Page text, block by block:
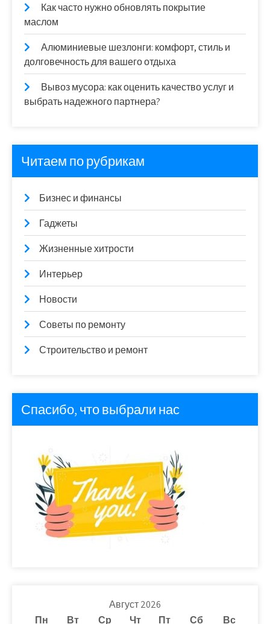
Как часто нужно обновлять покрытие
маслом
Алюминиевые шезлонги: комфорт, стиль и
долговечность для вашего отдыха
Вывоз мусора: как оценить качество услуг и
выбрать надежного партнера?
Читаем по рубрикам
Бизнес и финансы
Гаджеты
Жизненные хитрости
Интерьер
Новости
Советы по ремонту
Строительство и ремонт
Спасибо, что выбрали нас
Август 2026
Пн
Вт Ср Чт Пт Сб Вс